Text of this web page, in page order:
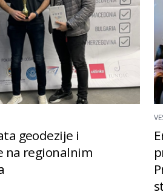
geodezije i
na regionalnim